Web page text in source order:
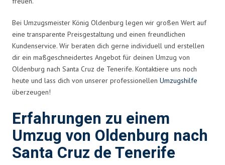
Bei Umzugsmeister König Oldenburg legen wir großen Wert auf
eine transparente Preisgestaltung und einen freundlichen
Kundenservice. Wir beraten dich gerne individuell und erstellen
dir ein maßgeschneidertes Angebot für deinen Umzug von
Oldenburg nach Santa Cruz de Tenerife. Kontaktiere uns noch
heute und lass dich von unserer professionellen Umzugshilfe
überzeugen!
Erfahrungen zu einem
Umzug von Oldenburg nach
Santa Cruz de Tenerife